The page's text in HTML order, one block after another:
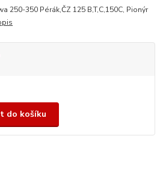
250-350 Pérák,ČZ 125 B,T,C,150C, Pionýr
do košíku